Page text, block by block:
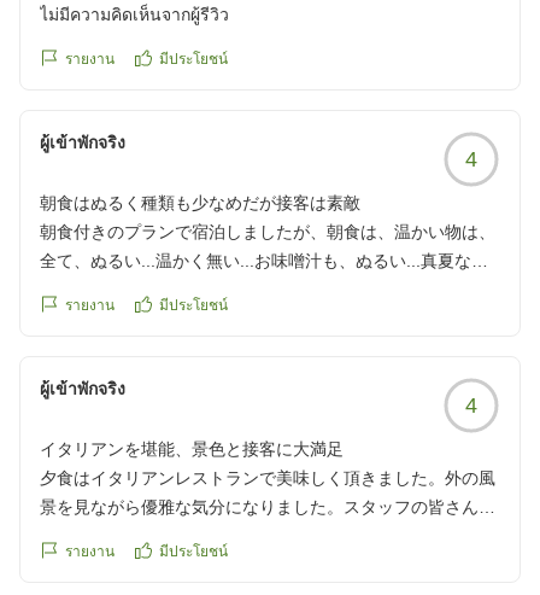
ไม่มีความคิดเห็นจากผู้รีวิว
รายงาน มีประโยชน์
ผู้เข้าพักจริง
4
朝食はぬるく種類も少なめだが接客は素敵
朝食付きのプランで宿泊しましたが、朝食は、温かい物は、
全て、ぬるい...温かく無い...お味噌汁も、ぬるい...真夏なの
種類も少なく、満足とは、言えないかなぁ...カレーは美味し
ホテルのスタッフの方は、皆さん素敵な笑顔で良かったで
す、大浴場のジャグジーも気持ち良かったです。
クチコミの詳細はこちらから
https://review.travel.rakuten.co.jp/hotel/voice/16047?
reviewId=33123478546412
รายงาน มีประโยชน์
ผู้เข้าพักจริง
4
イタリアンを堪能、景色と接客に大満足
夕食はイタリアンレストランで美味しく頂きました。外の風
景を見ながら優雅な気分になりました。スタッフの皆さんの
クチコミの詳細はこちらから
รายงาน มีประโยชน์